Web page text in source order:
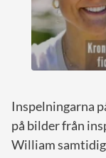
Inspelningarna
på bilder från
William